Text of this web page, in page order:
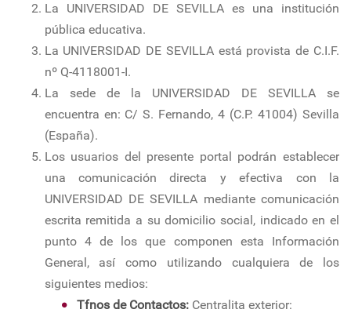
La UNIVERSIDAD DE SEVILLA es una institución
pública educativa.
La UNIVERSIDAD DE SEVILLA está provista de C.I.F.
nº Q-4118001-I.
La sede de la UNIVERSIDAD DE SEVILLA se
encuentra en: C/ S. Fernando, 4 (C.P. 41004) Sevilla
(España).
Los usuarios del presente portal podrán establecer
una comunicación directa y efectiva con la
UNIVERSIDAD DE SEVILLA mediante comunicación
escrita remitida a su domicilio social, indicado en el
punto 4 de los que componen esta Información
General, así como utilizando cualquiera de los
siguientes medios:
Tfnos de Contactos:Centralita exterior: